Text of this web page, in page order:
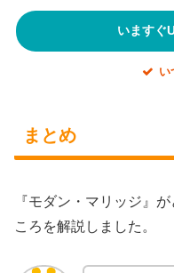
いますぐ
い
まとめ
『モダン・マリッジ』
ころを解説しました。